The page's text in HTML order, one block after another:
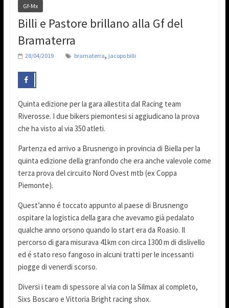
Gf-Mx
Billi e Pastore brillano alla Gf del
Bramaterra
28/04/2019 bramaterra, jacopo billi
Quinta edizione per la gara allestita dal Racing team
Riverosse. I due bikers piemontesi si aggiudicano la prova
che ha visto al via 350 atleti.
Partenza ed arrivo a Brusnengo in provincia di Biella per la
quinta edizione della granfondo che era anche valevole come
terza prova del circuito Nord Ovest mtb (ex Coppa
Piemonte).
Quest’anno é toccato appunto al paese di Brusnengo
ospitare la logistica della gara che avevamo già pedalato
qualche anno orsono quando lo start era da Roasio. Il
percorso di gara misurava 41km con circa 1300 m di dislivello
ed é stato reso fangoso in alcuni tratti per le incessanti
piogge di venerdi scorso.
Diversi i team di spessore al via con la Silmax al completo,
Sixs Boscaro e Vittoria Bright racing shox.